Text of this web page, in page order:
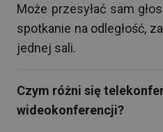
Może przesyłać sam
spotkanie na odległość,
jednej sali.
Czym różni się
wideokonferencji?